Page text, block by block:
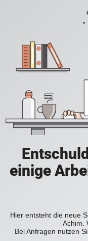
einige
Hier entsteht die neue
Achim.
Bei Anfragen nutzen